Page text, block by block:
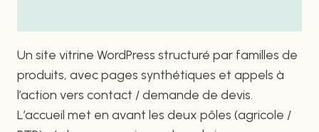
Un site vitrine WordPress structuré par familles de
produits, avec pages synthétiques et appels à
l’action vers contact / demande de devis.
L’accueil met en avant les deux pôles (agricole /